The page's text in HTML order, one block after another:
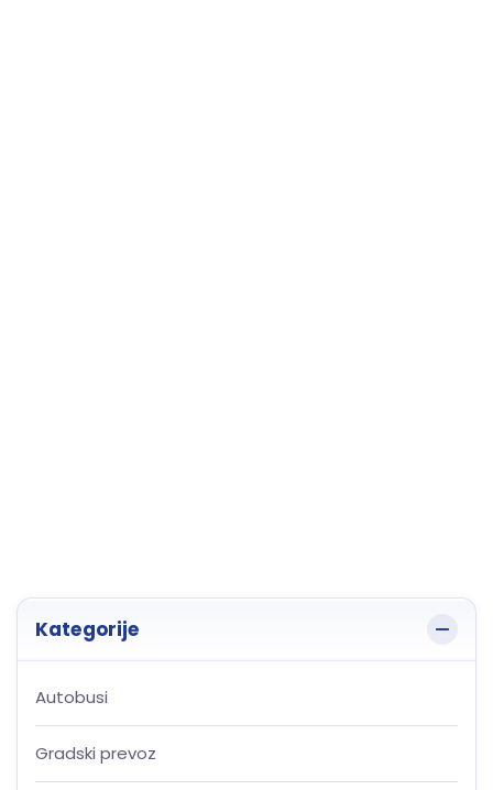
Kategorije
Autobusi
Gradski prevoz